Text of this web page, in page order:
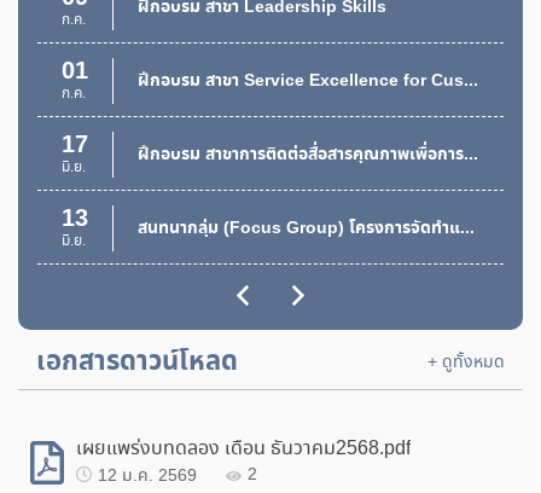
แรงงานด้านอุตสาหกรรมการท่องเที่ยวและบริการ ด้วยวิธี
ประกวดราคาอิเล็คทรอนิกส์ รายละเอียดตามไฟล์แนบ
14 พ.ค. 2568
ประกาศสถาบันพัฒนาฝีมือแรงงาน 21 ภูเก็ต เรื่อง ขาย
ทอดตลาดพัสดุชำรุด เสื่อมสภาพ
5 ก.พ. 2568 269
ประกาศ สถาบันพัฒนาฝีมือแรงงาน 21 ภูเก็ต เรื่อง
ประกวดราคาอิเล็กทรอนิกส์ (e-bidding)
ก.ค. ฝึกอบรม สาขา Leadership Skills
01
ก.ค. ฝึกอบรม สาขา Service Excellence for Customer Relations
17
มิ.ย. ฝึกอบรม สาขาการติดต่อสื่อสารคุณภาพเพื่อการประสานงาน การสอนงานและการนำเสนองาน
13
มิ.ย. สนทนากลุ่ม (Focus Group) โครงการจัดทำแผนยุทธศาสตร์กองส่งเสริมการพัฒนาฝีมือแรงงาน
ฝึกอบรม สาขา Train the trainer รุ่นที่ 2
25
พ.ค. ฝึกอบรม สาขา Train the trainer
21
พ.ค. ฝึกอบรม สาขา Speed Trust
เอกสารดาวน์โหลด + ดูทั้งหมด
เผยแพร่งบทดลอง เดือน ธันวาคม2568.pdf
12 ม.ค. 2569 2